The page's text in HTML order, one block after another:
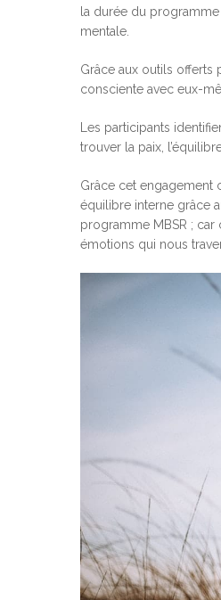
la durée du
mentale.
Grâce aux outils offerts
consciente avec eux-
Les participants
trouver la paix,
Grâce cet engagement
équilibre interne grâce
programme MBSR ;
émotions qui nous